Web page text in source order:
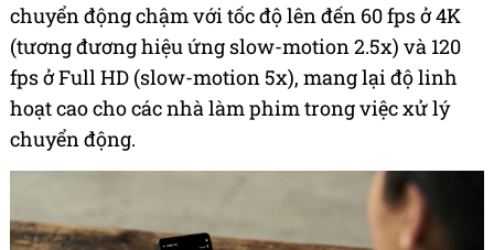
chuyển động chậm với tốc độ lên đến 60 fps ở 4K
(tương đương hiệu ứng slow-motion 2.5x) và 120
fps ở Full HD (slow-motion 5x), mang lại độ linh
hoạt cao cho các nhà làm phim trong việc xử lý
chuyển động.